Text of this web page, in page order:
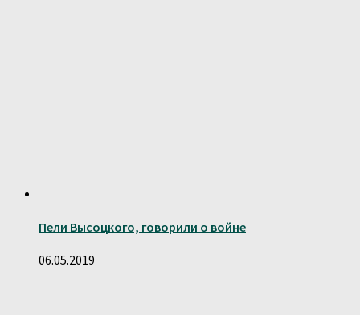
Пели Высоцкого, говорили о войне
06.05.2019